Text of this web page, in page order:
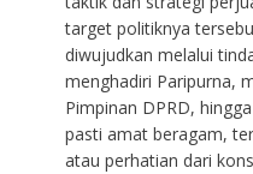
target politiknya
diwujudkan melalui
menghadiri Paripurna,
Pimpinan DPRD,
pasti amat beragam,
atau perhatian dari